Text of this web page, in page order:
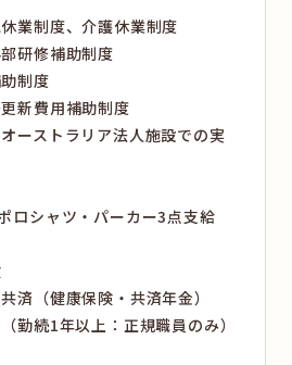
業制度、介護休業制度
研修補助制度
制度
新費用補助制度
ーストラリア法人施設での実
ロシャツ・パーカー3点支給
済（健康保険・共済年金）
勤続1年以上：正規職員のみ）